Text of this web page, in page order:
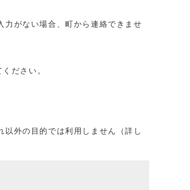
力がない場合、町から連絡できませ
ださい。
外の目的では利用しません（詳し